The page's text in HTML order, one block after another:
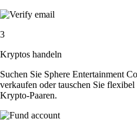
3
Kryptos handeln
Suchen Sie Sphere Entertainment
verkaufen oder tauschen Sie
Krypto-Paaren.